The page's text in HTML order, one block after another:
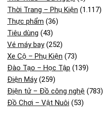
Thời Trang – Phụ Kiện (1.117)
Thực phẩm (36)
Tiêu dùng (43)
Vé máy bay(252)
Xe Cộ – Phụ Kiện (73)
Đào Tạo – Học Tập (139)
Điện Máy(259)
Điện tử – Đồ công nghệ (783)
Đồ Chơi – Vật Nuôi (53)